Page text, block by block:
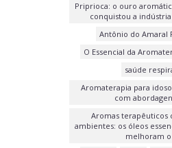
Priprioca: o ouro
conquistou a
Antônio do Amaral
O Essencial da
saúde
Aromaterapia para
com
Aromas terapêuticos
ambientes: os óleos
melhoram o